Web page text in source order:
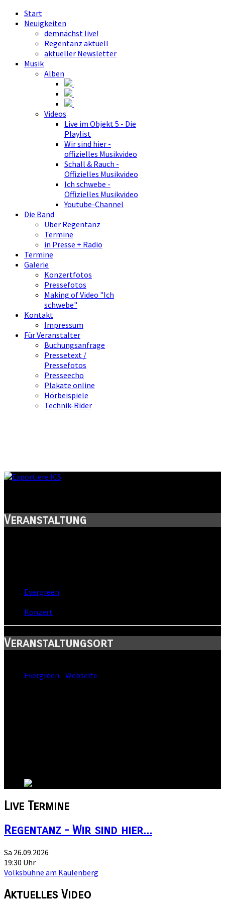
Start
Neuigkeiten
demnächst live!
Regentanz aktuell
aktueller Newsletter
Musik
Alben
Videos
Live im Objekt 5 - Die
Playlist
Wir sind hier -
offizielles Musikvideo
Schall & Rauch -
Offizielles Musikvideo
Ich schwebe -
Offizielles Musikvideo
Youtube-Channel
Die Band
Über Regentanz
Termine
in Presse + Radio
Termine
Galerie
Konzertfotos
Pressefotos
Making of Video "Ich
schwebe"
Kontakt
Impressum
Für Veranstalter
Buchungsanfrage
Pressetext /
Pressefotos
Presseecho
Plakate online
Hörbeispiele
Technik-Rider
Veranstaltung
Evergreen
Konzert
Veranstaltungsort
Evergreen
Webseite
Live Termine
Regentanz - Wir sind hier...
Sa 26.09.2026
19:30 Uhr
Volksbühne am Kaulenberg
Aktuelles Video